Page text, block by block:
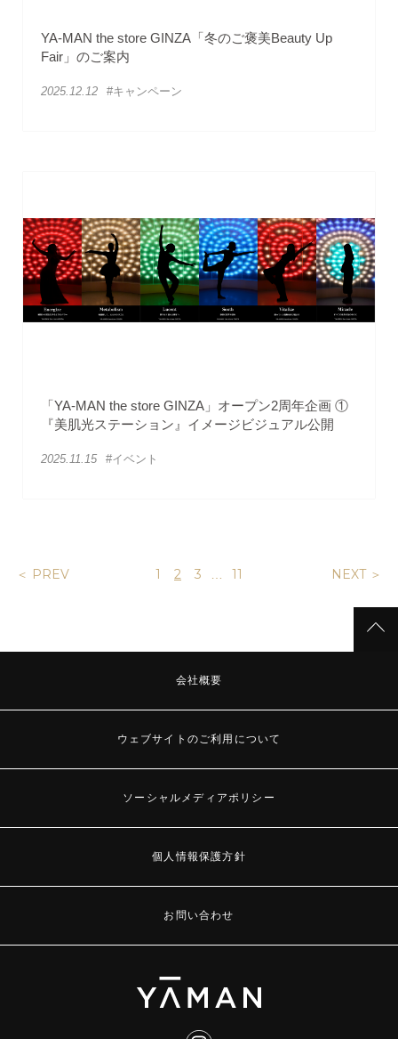
YA-MAN the store GINZA「冬のご褒美Beauty Up
Fair」のご案内
2025.12.12 #キャンペーン
「YA-MAN the store GINZA」オープン2周年企画 ①
『美肌光ステーション』イメージビジュアル公開
2025.11.15 #イベント
＜ PREV 1 2 3 … 11 NEXT ＞
会社概要
ウェブサイトのご利用について
ソーシャルメディアポリシー
個人情報保護方針
お問い合わせ